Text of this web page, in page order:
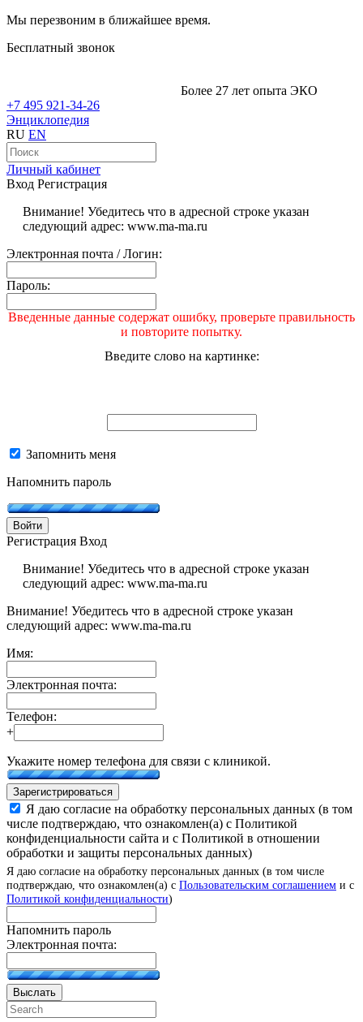
Мы перезвоним в ближайшее время.
Бесплатный звонок
Более 27 лет опыта ЭКО
+7 495 921-34-26
Энциклопедия
RU EN
Личный кабинет
Вход Регистрация
Внимание! Убедитесь что в адресной строке указан
следующий адрес: www.ma-ma.ru
Электронная почта / Логин:
Пароль:
Введенные данные содержат ошибку, проверьте правильность
и повторите попытку.
Введите слово на картинке:
Запомнить меня
Напомнить пароль
Войти
Регистрация Вход
Внимание! Убедитесь что в адресной строке указан
следующий адрес: www.ma-ma.ru
Внимание! Убедитесь что в адресной строке указан
следующий адрес: www.ma-ma.ru
Имя:
Электронная почта:
Телефон:
+
Укажите номер телефона для связи с клиникой.
Зарегистрироваться
Я даю согласие на обработку персональных данных (в том
числе подтверждаю, что ознакомлен(а) с Политикой
конфиденциальности сайта и с Политикой в отношении
обработки и защиты персональных данных)
Я даю согласие на обработку персональных данных (в том числе
подтверждаю, что ознакомлен(а) с Пользовательским соглашением и с
Политикой конфиденциальности)
Напомнить пароль
Электронная почта:
Выслать